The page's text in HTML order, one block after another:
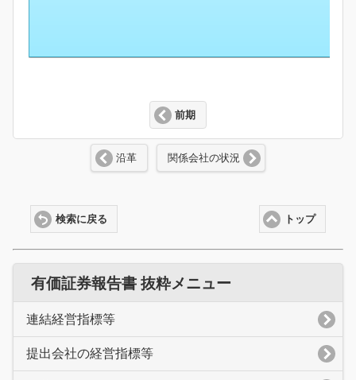
前期
沿革 関係会社の状況
トップ
検索に戻る
有価証券報告書 抜粋メニュー
連結経営指標等
提出会社の経営指標等